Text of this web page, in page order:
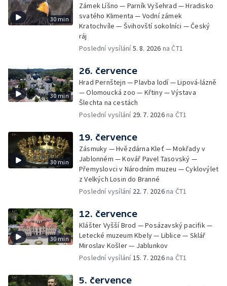
30 min
Zámek Líšno — Parník Vyšehrad — Hradisko
svatého Klimenta — Vodní zámek
Kratochvíle — Švihovští sokolníci — Český
ráj
Poslední vysílání5. 8. 2026 na ČT1
30 min
26. července
Hrad Pernštejn — Plavba lodí — Lipová-lázně
— Olomoucká zoo — Křtiny — Výstava
Šlechta na cestách
Poslední vysílání 29. 7. 2026na ČT1
30 min
19. července
Zásmuky — Hvězdárna Kleť — Mokřady v
Jablonném — Kovář Pavel Tasovský —
Přemyslovci v Národním muzeu — Cyklovýlet
z Velkých Losin do Branné
Poslední vysílání 22. 7. 2026na ČT1
30 min
12. července
Klášter Vyšší Brod — Posázavský pacifik —
Letecké muzeum Kbely — Liblice — Sklář
Miroslav Košler — Jablunkov
Poslední vysílání 15. 7. 2026na ČT1
5. července